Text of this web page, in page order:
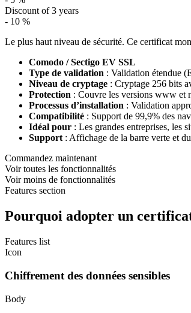
Discount of 3 years
- 10 %
Le plus haut niveau de sécurité. Ce certificat
Comodo / Sectigo EV SSL
Type de validation : Validation étendue
Niveau de cryptage : Cryptage 256 bits
Protection : Couvre les versions www et
Processus d’installation : Validation
Compatibilité : Support de 99,9% des
Idéal pour : Les grandes entreprises, les
Support : Affichage de la barre verte et
Commandez maintenant
Voir toutes les fonctionnalités
Voir moins de fonctionnalités
Features section
Pourquoi adopter un
Features list
Icon
Chiffrement des données sensibles
Body